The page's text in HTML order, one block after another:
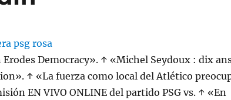
Democracy». ↑ «Michel Seydoux : dix
↑ «La fuerza como local del Atlético
EN VIVO ONLINE del partido PSG vs. ↑ «En